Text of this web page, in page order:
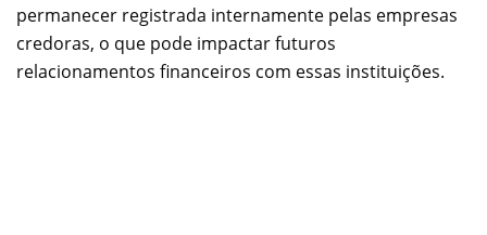
permanecer registrada internamente pelas empresas
credoras, o que pode impactar futuros
relacionamentos financeiros com essas instituições.